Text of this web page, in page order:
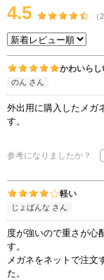
4.5
かわいらし
のん さん
外出用に購入したメガ
す。
参考になりましたか？
軽い
じょばんな さん
度が強いので重さが心
す。
メガネをネットで注文
た。